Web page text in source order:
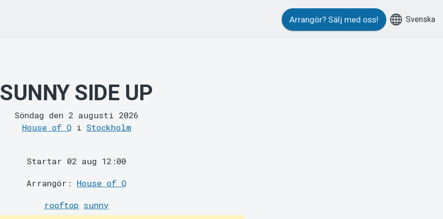
Arrangör? Sälj med oss! Svenska
SUNNY SIDE UP
Söndag den 2 augusti 2026
House of Qi Stockholm
Startar 02 aug 12:00
Arrangör: House of Q
rooftop sunny